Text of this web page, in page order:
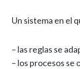
Un sistema en el
– las reglas se
– los procesos se